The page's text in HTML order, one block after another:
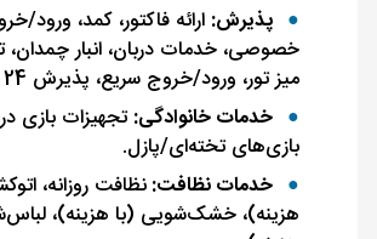
پذیرش: ارائه فاکتور، کمد، ورود/
خصوصی، خدمات دربان، انبار چمدان،
میز تور، ورود/خروج سریع، پذیرش 24 ساعته.
خدمات خانوادگی:تجهیزات بازی
بازی‌های تخته‌ای/پازل.
خدمات نظافت:نظافت روزانه،
هزینه)، خشک‌شویی (با هزینه)،